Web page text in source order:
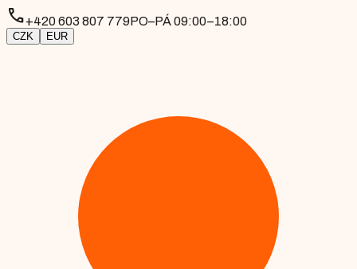
phone+420 603 807 779PO–PÁ 09:00–18:00
CZK EUR